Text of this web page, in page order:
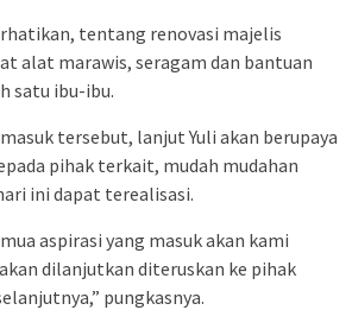
tentang renovasi majelis
alat marawis, seragam dan bantuan
satu ibu-ibu.
tersebut, lanjut Yuli akan berupaya
pihak terkait, mudah mudahan
ini dapat terealisasi.
aspirasi yang masuk akan kami
dilanjutkan diteruskan ke pihak
pungkasnya.